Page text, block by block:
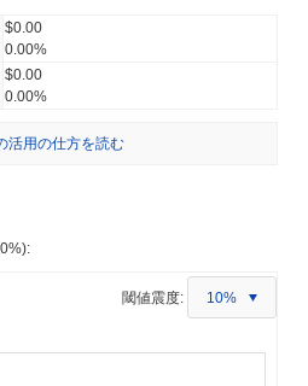
$0.00
0.00%
$0.00
0.00%
活用の仕方を読む
閾値震度: 10%